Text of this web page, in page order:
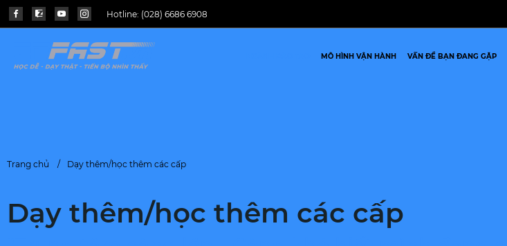
Hotline: (028) 6686 6908
MÔ HÌNH VẬN HÀNH VẤN ĐỀ BẠN ĐANG GẶP
Trang chủ Dạy thêm/học thêm các cấp
Dạy thêm/học thêm các cấp